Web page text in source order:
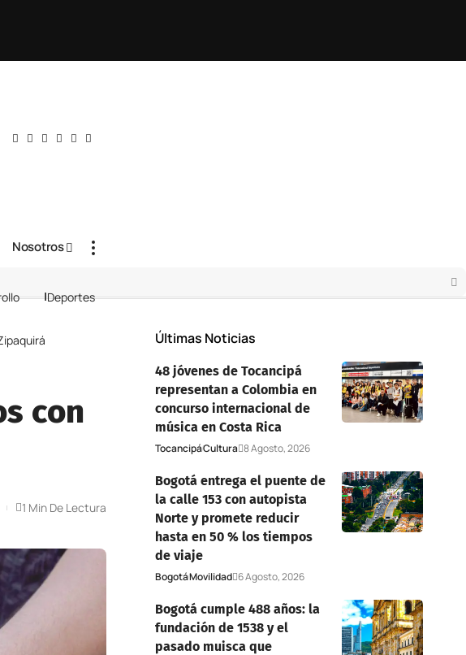
Nosotros
Deportes
con
1 Min De Lectura
Últimas Noticias
48 jóvenes de Tocancipá
representan a Colombia en
concurso internacional de
música en Costa Rica
TocancipáCultura 8 Agosto, 2026
Bogotá entrega el puente de
la calle 153 con autopista
Norte y promete reducir
hasta en 50 % los tiempos
de viaje
BogotáMovilidad 6 Agosto, 2026
Bogotá cumple 488 años: la
fundación de 1538 y el
pasado muisca que